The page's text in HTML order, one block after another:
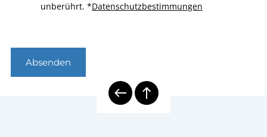
unberührt. *Datenschutzbestimmungen
Absenden